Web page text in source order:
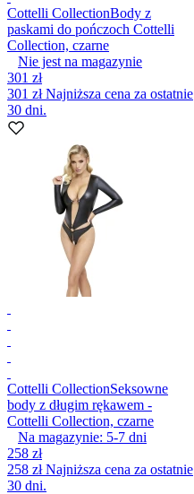
Cottelli CollectionBody z
paskami do pończoch Cottelli
Collection, czarne
Nie jest na magazynie
301 zł
301 złNajniższa cena za ostatnie
30 dni.
Cottelli CollectionSeksowne
body z długim rękawem -
Cottelli Collection, czarne
Na magazynie: 5-7 dni
258 zł
258 złNajniższa cena za ostatnie
30 dni.